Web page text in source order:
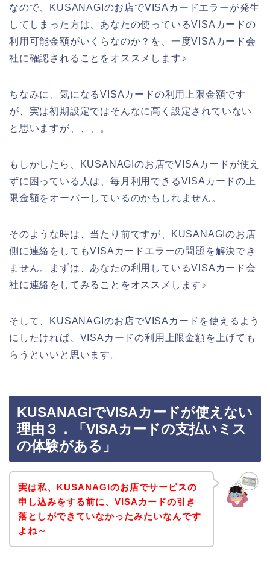
なので、KUSANAGIのお店でVISAカードエラーが発生
してしまった方は、あなたの使っているVISAカードの
利用可能金額がいくらなのか？を、一度VISAカード会
社に確認されることをオススメします♪
ちなみに、気になるVISAカードの利用上限金額です
が、実は初期設定ではそんなに高く設定されていない
と思いますが、、、。
もしかしたら、KUSANAGIのお店でVISAカードが使え
ずに困っている人は、毎月利用できるVISAカードの上
限金額をオーバーしているのかもしれません。
そのような時は、当たり前ですが、KUSANAGIのお店
側に連絡をしてもVISAカードエラーの問題を解決でき
ません。まずは、あなたの利用しているVISAカード会
社に連絡をしてみることをオススメします♪
そして、KUSANAGIのお店でVISAカードを使えるよう
にしたければ、VISAカードの利用上限金額を上げても
らうといいと思います。
KUSANAGIでVISAカードが使えない
理由３．「VISAカードの支払いミス
の体験がある」
実は私、KUSANAGIのお店でサービスの
申し込みをする前に、VISAカードの引き
落としができていなかったみたいなんです
よね～